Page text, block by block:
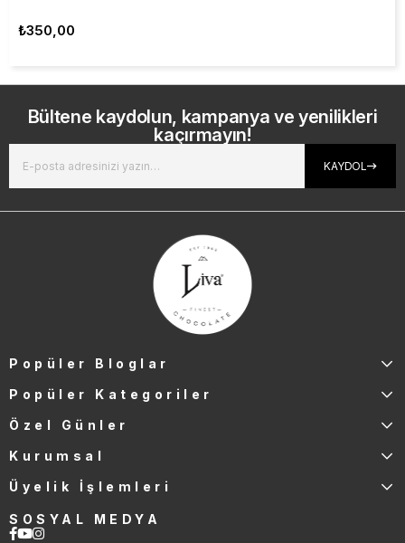
₺350,00
Bültene kaydolun, kampanya ve yenilikleri
kaçırmayın!
KAYDOL
Popüler Bloglar
Popüler Kategoriler
Özel Günler
Kurumsal
Üyelik İşlemleri
SOSYAL MEDYA